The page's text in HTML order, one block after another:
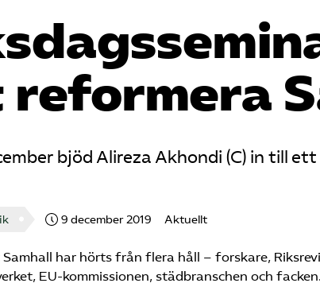
bjöd Alireza Akhondi (C) in till
9 december 2019 Aktuellt
Samhall har hörts från flera håll – forskare,
EU-kommissionen, städbranschen och